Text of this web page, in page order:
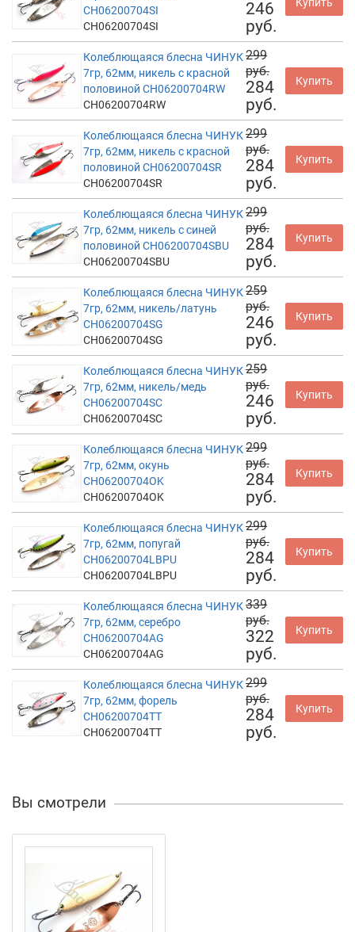
CH06200704SI
CH06200704SI
246
руб.
Купить
Колеблющаяся блесна ЧИНУК
7гр, 62мм, никель с красной
половиной CH06200704RW
CH06200704RW
299
руб.
284
руб.
Купить
Колеблющаяся блесна ЧИНУК
7гр, 62мм, никель с красной
половиной CH06200704SR
CH06200704SR
299
руб.
284
руб.
Купить
Колеблющаяся блесна ЧИНУК
7гр, 62мм, никель с синей
половиной CH06200704SBU
CH06200704SBU
299
руб.
284
руб.
Купить
Колеблющаяся блесна ЧИНУК
7гр, 62мм, никель/латунь
CH06200704SG
CH06200704SG
259
руб.
246
руб.
Купить
Колеблющаяся блесна ЧИНУК
7гр, 62мм, никель/медь
CH06200704SC
CH06200704SC
259
руб.
246
руб.
Купить
Колеблющаяся блесна ЧИНУК
7гр, 62мм, окунь
CH06200704OK
CH06200704OK
299
руб.
284
руб.
Купить
Колеблющаяся блесна ЧИНУК
7гр, 62мм, попугай
CH06200704LBPU
CH06200704LBPU
299
руб.
284
руб.
Купить
Колеблющаяся блесна ЧИНУК
7гр, 62мм, серебро
CH06200704AG
CH06200704AG
339
руб.
322
руб.
Купить
Колеблющаяся блесна ЧИНУК
7гр, 62мм, форель
CH06200704TT
CH06200704TT
299
руб.
284
руб.
Купить
Вы смотрели